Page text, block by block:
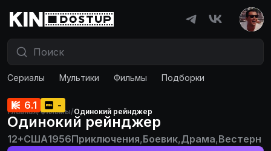
Сериалы Мультики Фильмы Подборки
Главная/Фильмы/Одинокий рейнджер
6.1 -
Одинокий рейнджер
12+США1956Приключения,Боевик,Драма,Вестерн